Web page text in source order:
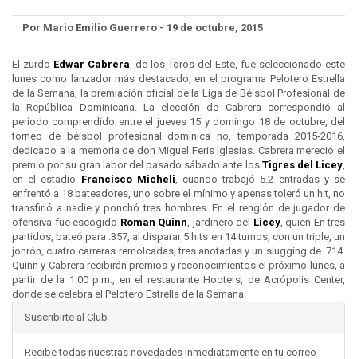
Por Mario Emilio Guerrero - 19 de octubre, 2015
El zurdo Edwar Cabrera , de los Toros del Este, fue seleccionado este
lunes como lanzador más destacado, en el programa Pelotero Estrella
de la Semana, la premiación oficial de la Liga de Béisbol Profesional de
la República Dominicana. La elección de Cabrera correspondió al
período comprendido entre el jueves 15 y domingo 18 de octubre, del
torneo de béisbol profesional dominica no, temporada 2015-2016,
dedicado a la memoria de don Miguel Feris Iglesias. Cabrera mereció el
premio por su gran labor del pasado sábado ante los Tigres del Licey
en el estadio Francisco Micheli , cuando trabajó 5.2 entradas y se
enfrentó a 18 bateadores, uno sobre el mínimo y apenas toleró un hit, no
transfirió a nadie y ponchó tres hombres. En el renglón de jugador de
ofensiva fue escogido Roman Quinn , jardinero del Licey, quien En tres
partidos, bateó para .357, al disparar 5 hits en 14 turnos, con un triple, un
jonrón, cuatro carreras remolcadas, tres anotadas y un slugging de .714.
Quinn y Cabrera recibirán premios y reconocimientos el próximo lunes, a
partir de la 1:00 p.m., en el restaurante Hooters, de Acrópolis Center,
donde se celebra el Pelotero Estrella de la Semana.
Suscribirte al Club
Recibe todas nuestras novedades inmediatamente en tu correo